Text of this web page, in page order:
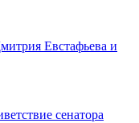
Евстафьева и
сенатора